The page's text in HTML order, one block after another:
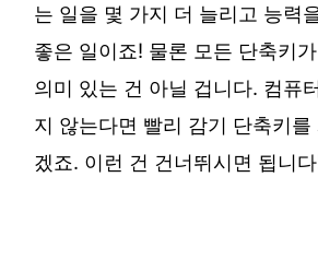
는 일을 몇 가지 더 늘리고 능력
좋은 일이죠! 물론 모든 단축키
의미 있는 건 아닐 겁니다. 컴퓨
지 않는다면 빨리 감기 단축키를
겠죠. 이런 건 건너뛰시면 됩니